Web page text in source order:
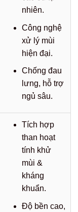
nhiên.
Công nghệ
xử lý mùi
hiện đại.
Chống đau
lưng, hỗ trợ
ngủ sâu.
Tích hợp
than hoạt
tính khử
mùi &
kháng
khuẩn.
Độ bền cao,